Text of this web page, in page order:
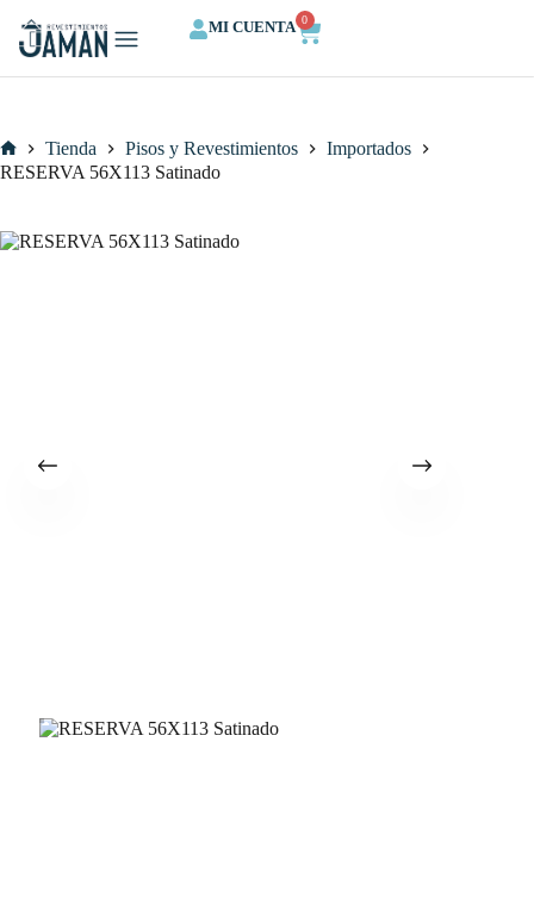
MI CUENTA 0
Tienda Pisos y Revestimientos
Importados
RESERVA 56X113 Satinado